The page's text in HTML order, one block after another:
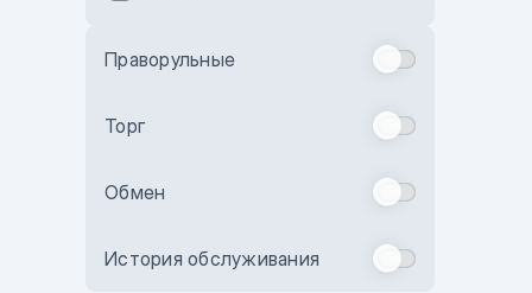
Бежевый
Комбинированный
Праворульные
Торг
Обмен
История обслуживания